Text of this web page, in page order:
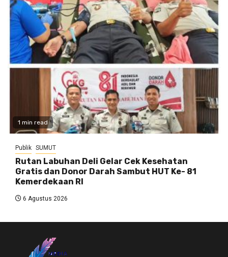
1 min read
Publik SUMUT
Rutan Labuhan Deli Gelar Cek Kesehatan
Gratis dan Donor Darah Sambut HUT Ke- 81
Kemerdekaan RI
6 Agustus 2026